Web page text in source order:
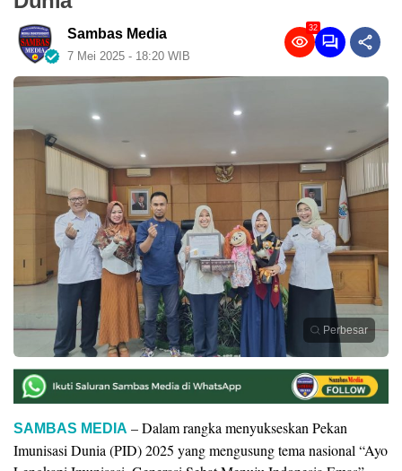
Sambas Media
7 Mei 2025 - 18:20 WIB
32
Perbesar
SAMBAS MEDIA – Dalam rangka menyukseskan Pekan
Imunisasi Dunia (PID) 2025 yang mengusung tema nasional “Ayo